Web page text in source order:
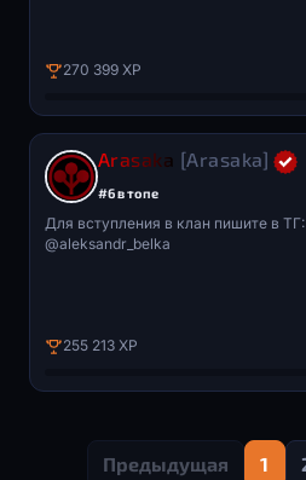
270 399 XP
Arasaka [Arasaka]
#6 в топе
Для вступления в клан пишите в
@aleksandr_belka
255 213 XP
Предыдущая 1